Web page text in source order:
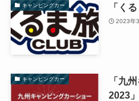
キャンピングカー 「く
2023年
キャンピングカー
「九
2023